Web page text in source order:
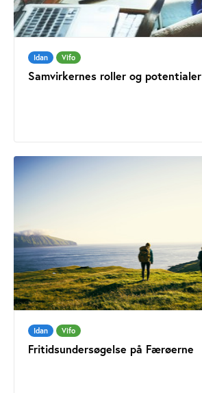
Idan Vifo
Samvirkernes roller og potentialer
Idan Vifo
Fritidsundersøgelse på Færøerne